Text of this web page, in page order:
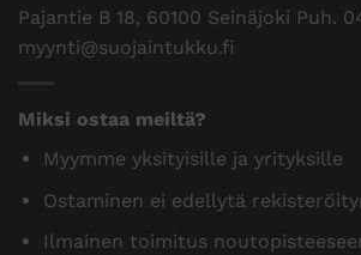
Pajantie B 18, 60100 Seinäjoki Puh.
myynti@suojaintukku.fi
Miksi ostaa meiltä?
Myymme yksityisille ja yrityksille
Ostaminen ei edellytä
Ilmainen toimitus